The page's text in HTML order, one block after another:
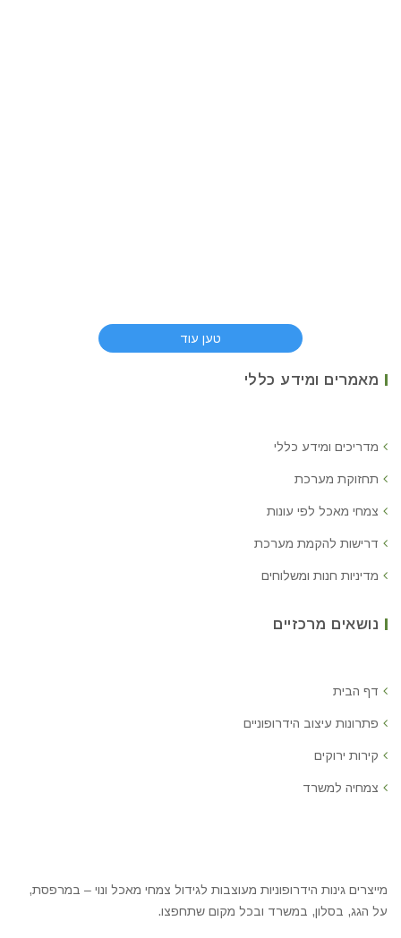
טען עוד
מאמרים ומידע כללי
מדריכים ומידע כללי
תחזוקת מערכת
צמחי מאכל לפי עונות
דרישות להקמת מערכת
מדיניות חנות ומשלוחים
נושאים מרכזיים
דף הבית
פתרונות עיצוב הידרופוניים
קירות ירוקים
צמחיה למשרד
מייצרים גינות הידרופוניות מעוצבות לגידול צמחי מאכל ונוי – במרפסת,
על הגג, בסלון, במשרד ובכל מקום שתחפצו.